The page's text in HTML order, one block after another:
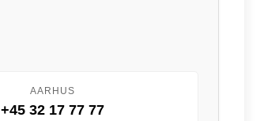
AARHUS
+45 32 17 77 77